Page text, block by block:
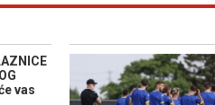
vas